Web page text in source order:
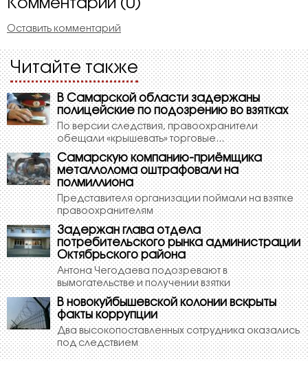
Комментарии (0)
Оставить комментарий
Читайте также
В Самарской области задержаны
полицейские по подозрению во взятках
По версии следствия, правоохранители
обещали «крышевать» торговые...
Самарскую компанию-приёмщика
металлолома оштрафовали на
полмиллиона
Представителя организации поймали на взятке
правоохранителям
Задержан глава отдела
потребительского рынка администрации
Октябрьского района
Антона Чегодаева подозревают в
вымогательстве и получении взятки
В новокуйбышевской колонии вскрыты
факты коррупции
Два высокопоставленных сотрудника оказались
под следствием